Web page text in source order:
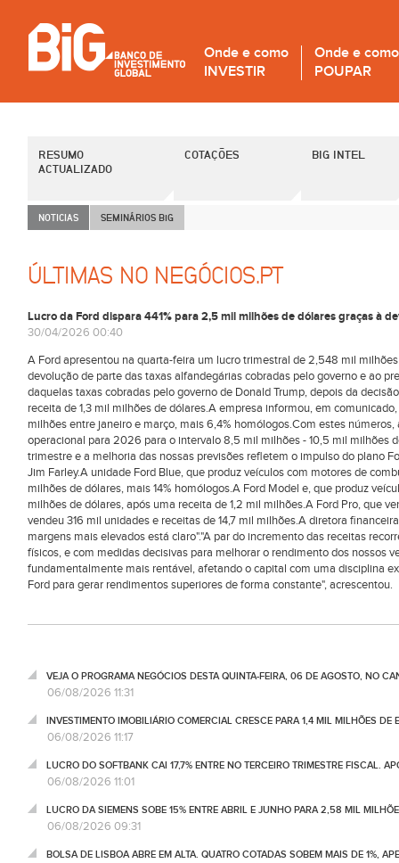
Onde e como
INVESTIR
Onde e como
POUPAR
RESUMO
ACTUALIZADO
COTAÇÕES BIG INTEL
NOTICIAS SEMINÁRIOS BiG
ÚLTIMAS NO NEGÓCIOS.PT
Lucro da Ford dispara 441% para 2,5 mil milhões de dólares graças à
30/04/2026 00:40
A Ford apresentou na quarta-feira um lucro trimestral de 2,548 mil
devolução de parte das taxas alfandegárias cobradas pelo governo e ao
daquelas taxas cobradas pelo governo de Donald Trump, depois da
receita de 1,3 mil milhões de dólares.A empresa informou, em
milhões entre janeiro e março, mais 6,4% homólogos.Com estes
operacional para 2026 para o intervalo 8,5 mil milhões - 10,5 mil milhões
trimestre e a melhoria das nossas previsões refletem o impulso do plano
Jim Farley.A unidade Ford Blue, que produz veículos com motores de
milhões de dólares, mais 14% homólogos.A Ford Model e, que produz
milhões de dólares, após uma receita de 1,2 mil milhões.A Ford Pro, que
vendeu 316 mil unidades e receitas de 14,7 mil milhões.A diretora
margens mais elevados está claro"."A par do incremento das receitas
físicos, e com medidas decisivas para melhorar o rendimento dos nossos
fundamentalmente mais rentável, afetando o capital com uma disciplina
Ford para gerar rendimentos superiores de forma constante", acrescentou.
VEJA O PROGRAMA NEGÓCIOS DESTA QUINTA-FEIRA, 06 DE AGOSTO, NO
06/08/2026 11:31
INVESTIMENTO IMOBILIÁRIO COMERCIAL CRESCE PARA 1,4 MIL MILHÕES DE
06/08/2026 11:17
LUCRO DO SOFTBANK CAI 17,7% ENTRE NO TERCEIRO TRIMESTRE FISCAL.
06/08/2026 11:01
LUCRO DA SIEMENS SOBE 15% ENTRE ABRIL E JUNHO PARA 2,58 MIL
06/08/2026 09:31
BOLSA DE LISBOA ABRE EM ALTA. QUATRO COTADAS SOBEM MAIS DE 1%,